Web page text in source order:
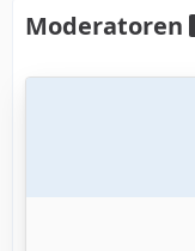
Moderatoren